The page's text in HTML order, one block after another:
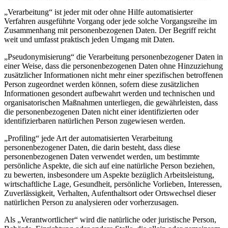
„Verarbeitung“ ist jeder mit oder ohne Hilfe automatisierter
Verfahren ausgeführte Vorgang oder jede solche Vorgangsreihe im
Zusammenhang mit personenbezogenen Daten. Der Begriff reicht
weit und umfasst praktisch jeden Umgang mit Daten.
„Pseudonymisierung“ die Verarbeitung personenbezogener Daten in
einer Weise, dass die personenbezogenen Daten ohne Hinzuziehung
zusätzlicher Informationen nicht mehr einer spezifischen betroffenen
Person zugeordnet werden können, sofern diese zusätzlichen
Informationen gesondert aufbewahrt werden und technischen und
organisatorischen Maßnahmen unterliegen, die gewährleisten, dass
die personenbezogenen Daten nicht einer identifizierten oder
identifizierbaren natürlichen Person zugewiesen werden.
„Profiling“ jede Art der automatisierten Verarbeitung
personenbezogener Daten, die darin besteht, dass diese
personenbezogenen Daten verwendet werden, um bestimmte
persönliche Aspekte, die sich auf eine natürliche Person beziehen,
zu bewerten, insbesondere um Aspekte bezüglich Arbeitsleistung,
wirtschaftliche Lage, Gesundheit, persönliche Vorlieben, Interessen,
Zuverlässigkeit, Verhalten, Aufenthaltsort oder Ortswechsel dieser
natürlichen Person zu analysieren oder vorherzusagen.
Als „Verantwortlicher“ wird die natürliche oder juristische Person,